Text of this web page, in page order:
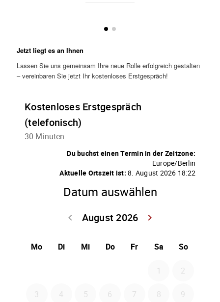
Jetzt liegt es an Ihnen
Lassen Sie uns gemeinsam Ihre neue Rolle erfolgreich gestalten
– vereinbaren Sie jetzt Ihr kostenloses Erstgespräch!